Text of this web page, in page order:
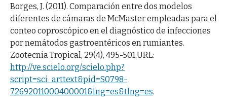
Borges, J. (2011). Comparación entre dos modelos
diferentes de cámaras de McMaster empleadas para el
conteo coproscópico en el diagnóstico de infecciones
por nemátodos gastroentéricos en rumiantes.
Zootecnia Tropical, 29(4), 495-501.URL:
http://ve.scielo.org/scielo.php?
script=sci_arttext&pid=S0798-
72692011000400001&lng=es&tlng=es.